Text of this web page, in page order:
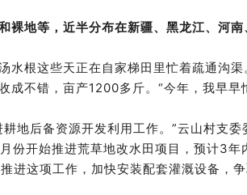
地等，近半分布在新疆、黑龙江、河
水根这些天正在自家梯田里忙着疏通沟
成不错，亩产1200多斤。“今年，我早早
地后备资源开发利用工作。”云山村支
份开始推进荒草地改水田项目，预计3年
进这项工作，加快安装配套灌溉设备，